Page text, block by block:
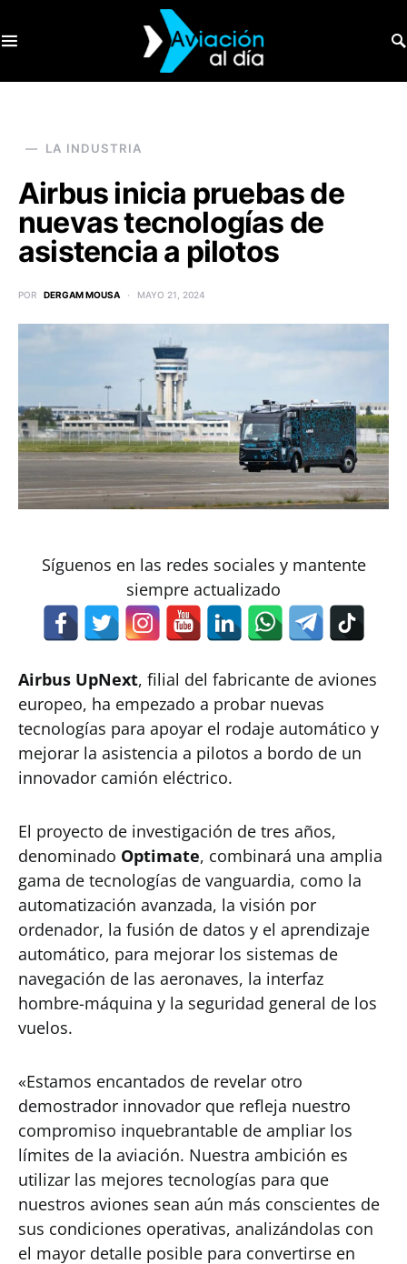
LA INDUSTRIA
Airbus inicia pruebas de
nuevas tecnologías de
asistencia a pilotos
POR DERGAM MOUSA MAYO 21, 2024
Síguenos en las redes sociales y mantente
siempre actualizado
Airbus UpNext, filial del fabricante de aviones
europeo, ha empezado a probar nuevas
tecnologías para apoyar el rodaje automático y
mejorar la asistencia a pilotos a bordo de un
innovador camión eléctrico.
El proyecto de investigación de tres años,
denominado Optimate, combinará una amplia
gama de tecnologías de vanguardia, como la
automatización avanzada, la visión por
ordenador, la fusión de datos y el aprendizaje
automático, para mejorar los sistemas de
navegación de las aeronaves, la interfaz
hombre-máquina y la seguridad general de los
vuelos.
«Estamos encantados de revelar otro
demostrador innovador que refleja nuestro
compromiso inquebrantable de ampliar los
límites de la aviación. Nuestra ambición es
utilizar las mejores tecnologías para que
nuestros aviones sean aún más conscientes de
sus condiciones operativas, analizándolas con
el mayor detalle posible para convertirse en